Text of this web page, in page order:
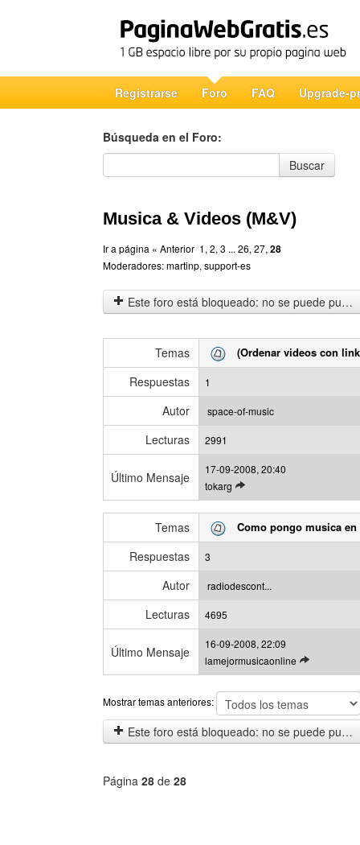
Registrarse Foro FAQ Upgrade-
Búsqueda en el Foro:
Búsqueda en el Foro
Buscar
Musica & Videos (M&V)
Ir a página « Anterior 1, 2, 3 ... 26, 27, 28
Moderadores:martinp, support-es
Este foro está bloqueado: no se puede publicar, responder, ni editar mensajes en este tema.
Temas (Ordenar videos con
Respuestas 1
Autor space-of-music
Lecturas 2991
Último Mensaje
17-09-2008, 20:40
tokarg V
e
r
ú
i
e
n
s
a
j
Temas Como pongo musica
Respuestas 3
Autor radiodescont...
Lecturas 4695
Último Mensaje
16-09-2008, 22:09
lamejormusicaonline V
e
r
ú
l
t
Mostrar temas anteriores:
Este foro está bloqueado: no se puede publicar, responder, ni editar mensajes en este tema.
Página 28 de 28